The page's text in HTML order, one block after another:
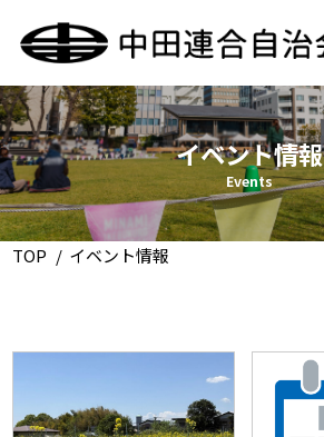
イベント情報
Events
TOP イベント情報